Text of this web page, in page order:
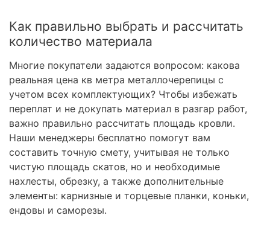
Как правильно выбрать и рассчитать
количество материала
Многие покупатели задаются вопросом: какова
реальная цена кв метра металлочерепицы с
учетом всех комплектующих? Чтобы избежать
переплат и не докупать материал в разгар работ,
важно правильно рассчитать площадь кровли.
Наши менеджеры бесплатно помогут вам
составить точную смету, учитывая не только
чистую площадь скатов, но и необходимые
нахлесты, обрезку, а также дополнительные
элементы: карнизные и торцевые планки, коньки,
ендовы и саморезы.